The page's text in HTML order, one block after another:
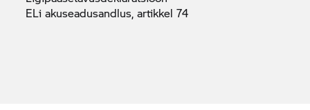
ELi akuseadusandlus, artikkel74